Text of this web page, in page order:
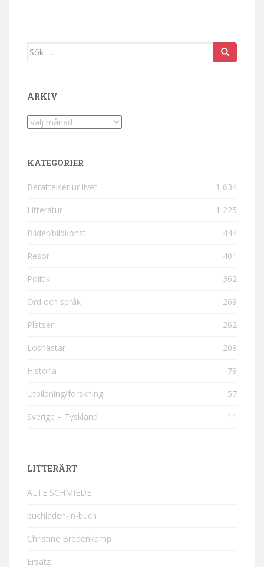
Sök efter:
ARKIV
Arkiv
KATEGORIER
Berättelser ur livet 1 634
Litteratur 1 225
Bilder/bildkonst 444
Resor 401
Politik 362
Ord och språk 269
Platser 262
Löshästar 208
Historia 79
Utbildning/forskning 57
Sverige – Tyskland 11
LITTERÄRT
ALTE SCHMIEDE
buchladen-in-buch
Christine Bredenkamp
Ersatz